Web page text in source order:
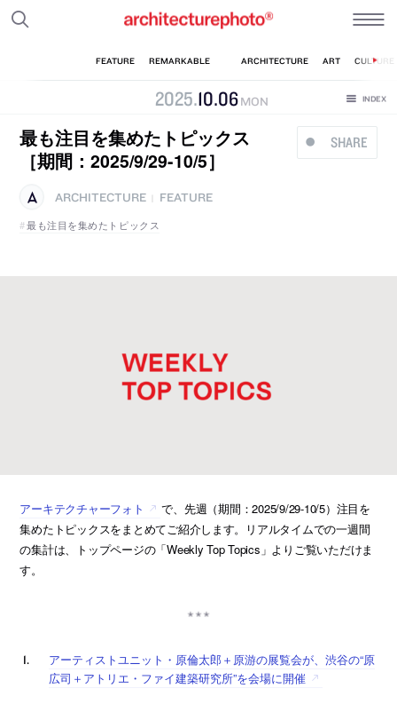
2025.10.06 MON
SHARE
最も注目を集めたトピックス
［期間：2025/9/29-10/5］
ARCHITECTURE
FEATURE
最も注目を集めたトピックス
アーキテクチャーフォト
で、先週（期間：2025/9/29-10/5）注目を
集めたトピックスをまとめてご紹介します。リアルタイムでの一週間
の集計は、トップページの「Weekly Top Topics」よりご覧いただけま
す。
アーティストユニット・原倫太郎＋原游の展覧会が、渋谷の“原
広司＋アトリエ・ファイ建築研究所”を会場に開催